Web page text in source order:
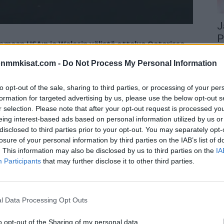
- Do Not Process My Personal Information
opt-out of the sale, sharing to third parties, or processing of your
for targeted advertising by us, please use the below opt-out
selection. Please note that after your opt-out request is processed
interest-based ads based on personal information utilized by us
to third parties prior to your opt-out. You may separately
of your personal information by third parties on the IAB’s list of
This information may also be disclosed by us to third parties on the
Participants that may further disclose it to other third parties.
Data Processing Opt Outs
opt-out of the Sharing of my personal data.
USA:n ja Walesin välistä ottelua Qatarissa.
toimesta pois vaihtamaan paitansa.
että OneLove -kapteeninnauhat
jäävät kaappiin
koristeltuja kapteeninnauhoja tule käyttämään.
seuraamuksista.
ei päästetty stadionille sisään Qatarissa katsomaan
stadionille. ”Sinun täytyy vaihtaa paitasi. Se ei
Kuvassa Wahlilla on päällään musta paita, jossa on